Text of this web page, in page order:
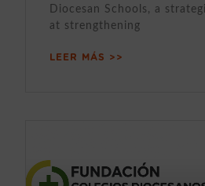
Diocesan Schools, a
at strengthening
LEER MÁS >>